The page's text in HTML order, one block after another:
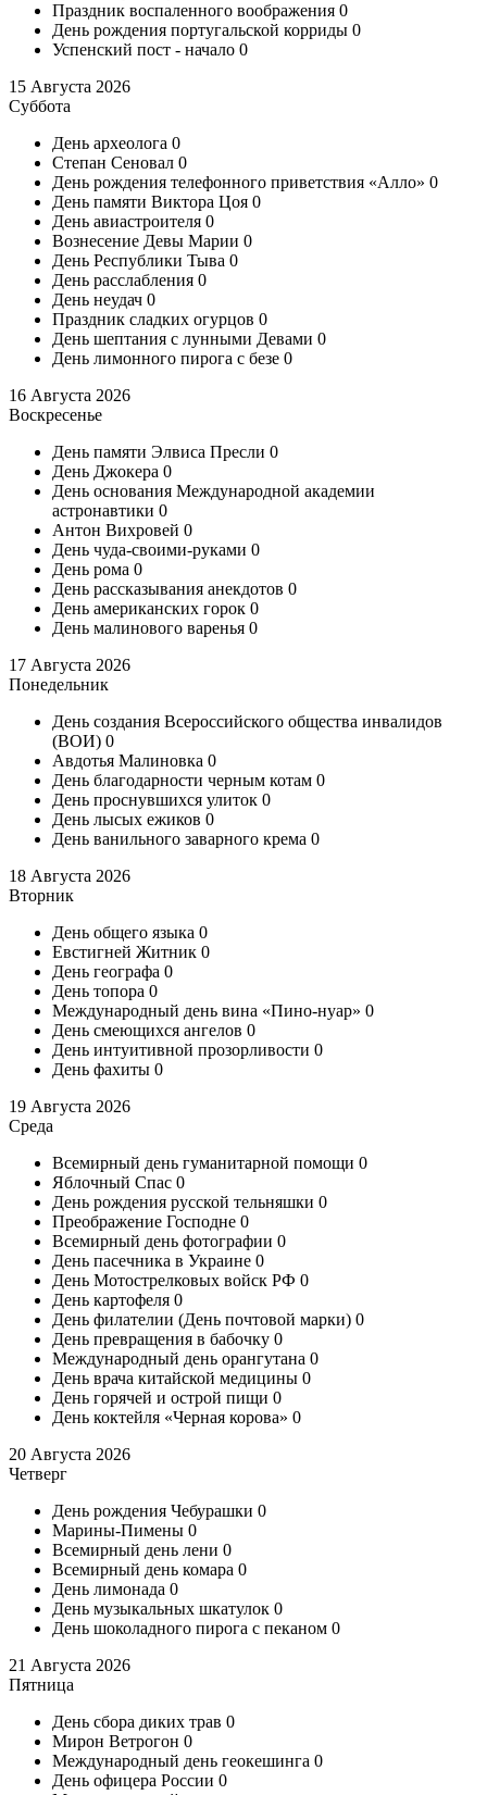
Праздник воспаленного воображения 0
День рождения португальской корриды 0
Успенский пост - начало 0
15 Августа 2026
Суббота
День археолога 0
Степан Сеновал 0
День рождения телефонного приветствия «Алло» 0
День памяти Виктора Цоя 0
День авиастроителя 0
Вознесение Девы Марии 0
День Республики Тыва 0
День расслабления 0
День неудач 0
Праздник сладких огурцов 0
День шептания с лунными Девами 0
День лимонного пирога с безе 0
16 Августа 2026
Воскресенье
День памяти Элвиса Пресли 0
День Джокера 0
День основания Международной академии
астронавтики 0
Антон Вихровей 0
День чуда-своими-руками 0
День рома 0
День рассказывания анекдотов 0
День американских горок 0
День малинового варенья 0
17 Августа 2026
Понедельник
День создания Всероссийского общества инвалидов
(ВОИ) 0
Авдотья Малиновка 0
День благодарности черным котам 0
День проснувшихся улиток 0
День лысых ежиков 0
День ванильного заварного крема 0
18 Августа 2026
Вторник
День общего языка 0
Евстигней Житник 0
День географа 0
День топора 0
Международный день вина «Пино-нуар» 0
День смеющихся ангелов 0
День интуитивной прозорливости 0
День фахиты 0
19 Августа 2026
Среда
Всемирный день гуманитарной помощи 0
Яблочный Спас 0
День рождения русской тельняшки 0
Преображение Господне 0
Всемирный день фотографии 0
День пасечника в Украине 0
День Мотострелковых войск РФ 0
День картофеля 0
День филателии (День почтовой марки) 0
День превращения в бабочку 0
Международный день орангутана 0
День врача китайской медицины 0
День горячей и острой пищи 0
День коктейля «Черная корова» 0
20 Августа 2026
Четверг
День рождения Чебурашки 0
Марины-Пимены 0
Всемирный день лени 0
Всемирный день комара 0
День лимонада 0
День музыкальных шкатулок 0
День шоколадного пирога с пеканом 0
21 Августа 2026
Пятница
День сбора диких трав 0
Мирон Ветрогон 0
Международный день геокешинга 0
День офицера России 0